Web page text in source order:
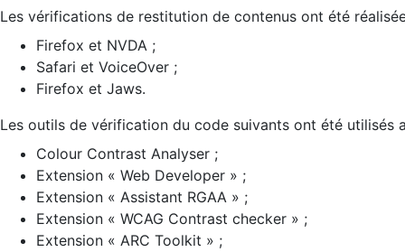
Les vérifications de restitution de contenus ont été
Firefox et NVDA ;
Safari et VoiceOver ;
Firefox et Jaws.
Les outils de vérification du code suivants ont été utilisés
Colour Contrast Analyser ;
Extension « Web Developer » ;
Extension « Assistant RGAA » ;
Extension « WCAG Contrast checker » ;
Extension « ARC Toolkit » ;